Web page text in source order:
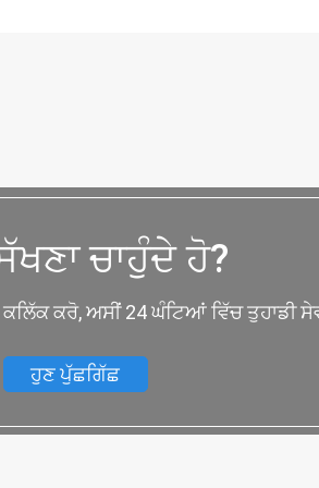
ਚਾਹੁੰਦੇ ਹੋ?
ਕਰੋ, ਅਸੀਂ 24 ਘੰਟਿਆਂ ਵਿੱਚ ਤੁਹਾਡੀ
ਹੁਣ ਪੁੱਛਗਿੱਛ